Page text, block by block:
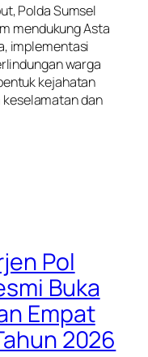
Polda Sumsel
mendukung Asta
implementasi
warga
kejahatan
dan
Pol
Buka
Empat
2026